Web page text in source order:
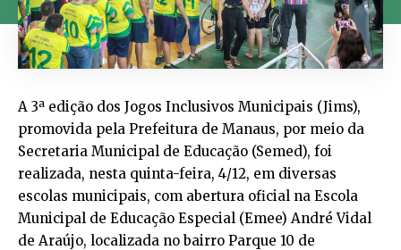
A 3ª edição dos Jogos Inclusivos Municipais (Jims),
promovida pela Prefeitura de Manaus, por meio da
Secretaria Municipal de Educação (Semed), foi
realizada, nesta quinta-feira, 4/12, em diversas
escolas municipais, com abertura oficial na Escola
Municipal de Educação Especial (Emee) André Vidal
de Araújo, localizada no bairro Parque 10 de